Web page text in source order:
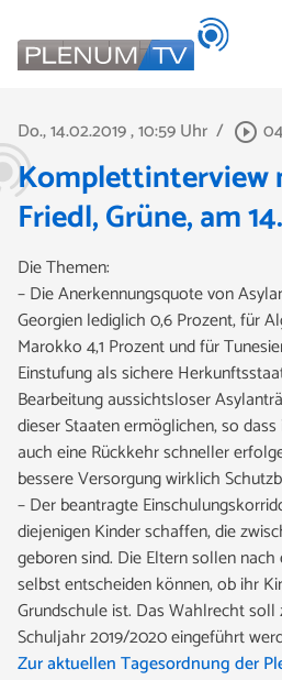
Do., 14.02.2019, 10:59 Uhr / play_circle_outline
Komplettinterview
Friedl, Grüne, am
Die Themen:
– Die Anerkennungsquote von
Georgien lediglich 0,6 Prozent, für
Marokko 4,1 Prozent und für
Einstufung als sichere
Bearbeitung aussichtsloser
dieser Staaten ermöglichen, so
auch eine Rückkehr schneller
bessere Versorgung wirklich
– Der beantragte
diejenigen Kinder schaffen, die
geboren sind. Die Eltern sollen
selbst entscheiden können, ob ihr
Grundschule ist. Das Wahlrecht
Schuljahr 2019/2020 eingeführt
Zur aktuellen Tagesordnung der